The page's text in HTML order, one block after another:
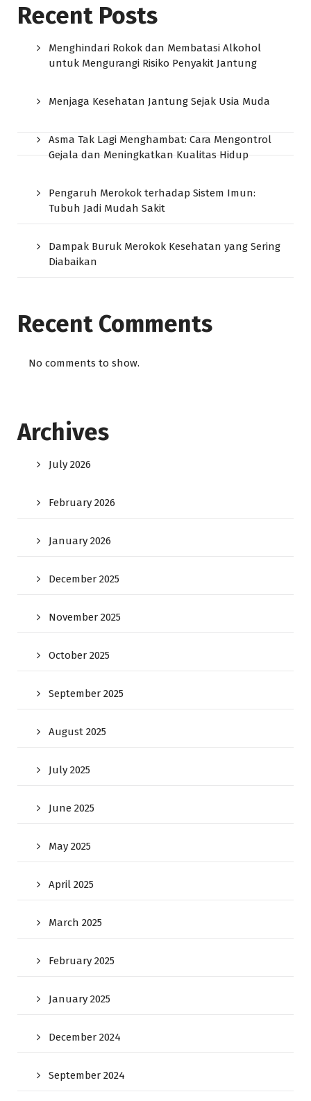
Recent Posts
Menghindari Rokok dan Membatasi Alkohol
untuk Mengurangi Risiko Penyakit Jantung
Menjaga Kesehatan Jantung Sejak Usia Muda
Asma Tak Lagi Menghambat: Cara Mengontrol
Gejala dan Meningkatkan Kualitas Hidup
Pengaruh Merokok terhadap Sistem Imun:
Tubuh Jadi Mudah Sakit
Dampak Buruk Merokok Kesehatan yang Sering
Diabaikan
Recent Comments
No comments to show.
Archives
July 2026
February 2026
January 2026
December 2025
November 2025
October 2025
September 2025
August 2025
July 2025
June 2025
May 2025
April 2025
March 2025
February 2025
January 2025
December 2024
September 2024